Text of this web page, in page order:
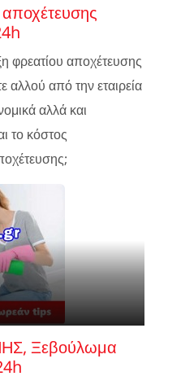
φρεατίου αποχέτευσης
από την εταιρεία
αλλά και
το κόστος
Ξεβούλωμα